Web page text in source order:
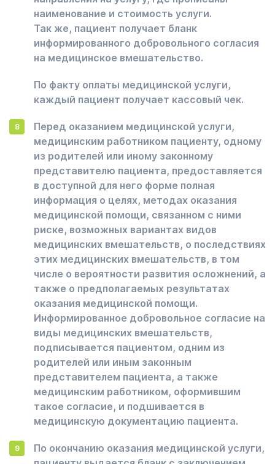
наименование и стоимость услуги.
Так же, пациент получает бланк
информированного добровольного согласия
на медицинское вмешательство.
По факту оплаты медицинской услуги,
каждый пациент получает кассовый чек.
Перед оказанием медицинской услуги,
медицинским работником пациенту, одному
из родителей или иному законному
представителю пациента, предоставляется
в доступной для него форме полная
информация о целях, методах оказания
медицинской помощи, связанном с ними
риске, возможных вариантах видов
медицинских вмешательств, о последствиях
этих медицинских вмешательств, в том
числе о вероятности развития осложнений, а
также о предполагаемых результатах
оказания медицинской помощи.
Информированное добровольное согласие на
виды медицинских вмешательств,
подписывается пациентом, одним из
родителей или иным законным
представителем пациента, а также
медицинским работником, оформившим
такое согласие, и подшивается в
медицинскую документацию пациента.
По окончанию оказания медицинской услуги,